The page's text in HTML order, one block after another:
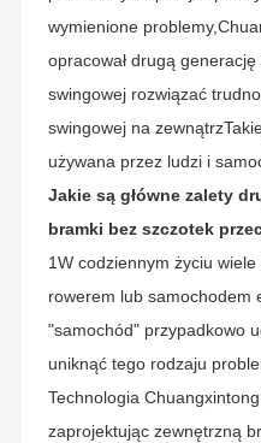
wymienione
opracował drugą
swingowej rozwiązać
swingowej na
używana przez ludzi i
Jakie są główne zalety
bramki bez szczotek
1W codziennym życiu
rowerem lub samochodem
"samochód" przypadkowo
uniknąć tego rodzaju
Technologia
zaprojektując zewnętrzną